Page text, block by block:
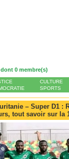
0 membre(s)
CULTURE
SPORTS
– Super D1 :
tout savoir sur la